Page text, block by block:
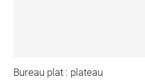
Bureau plat : plateau